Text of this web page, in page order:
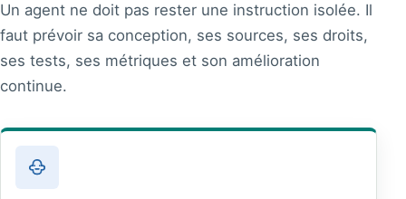
Un agent ne doit pas rester une instruction isolée. Il
faut prévoir sa conception, ses sources, ses droits,
ses tests, ses métriques et son amélioration
continue.